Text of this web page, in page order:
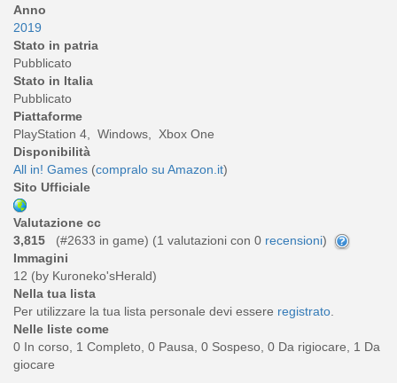
Anno
2019
Stato in patria
Pubblicato
Stato in Italia
Pubblicato
Piattaforme
PlayStation 4, Windows, Xbox One
Disponibilità
All in! Games (compralo su Amazon.it)
Sito Ufficiale
Valutazione cc
3,815
(#2633 in game) (1 valutazioni con 0 recensioni)
Immagini
12 (by Kuroneko'sHerald)
Nella tua lista
Per utilizzare la tua lista personale devi essere registrato.
Nelle liste come
0 In corso, 1 Completo, 0 Pausa, 0 Sospeso, 0 Da rigiocare, 1 Da
giocare